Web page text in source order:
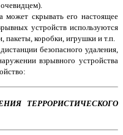
скрывать его настоящее
устройств используются
коробки, игрушки и т.п.
безопасного удаления,
взрывного устройства
ТЕРРОРИСТИЧЕСКОГО